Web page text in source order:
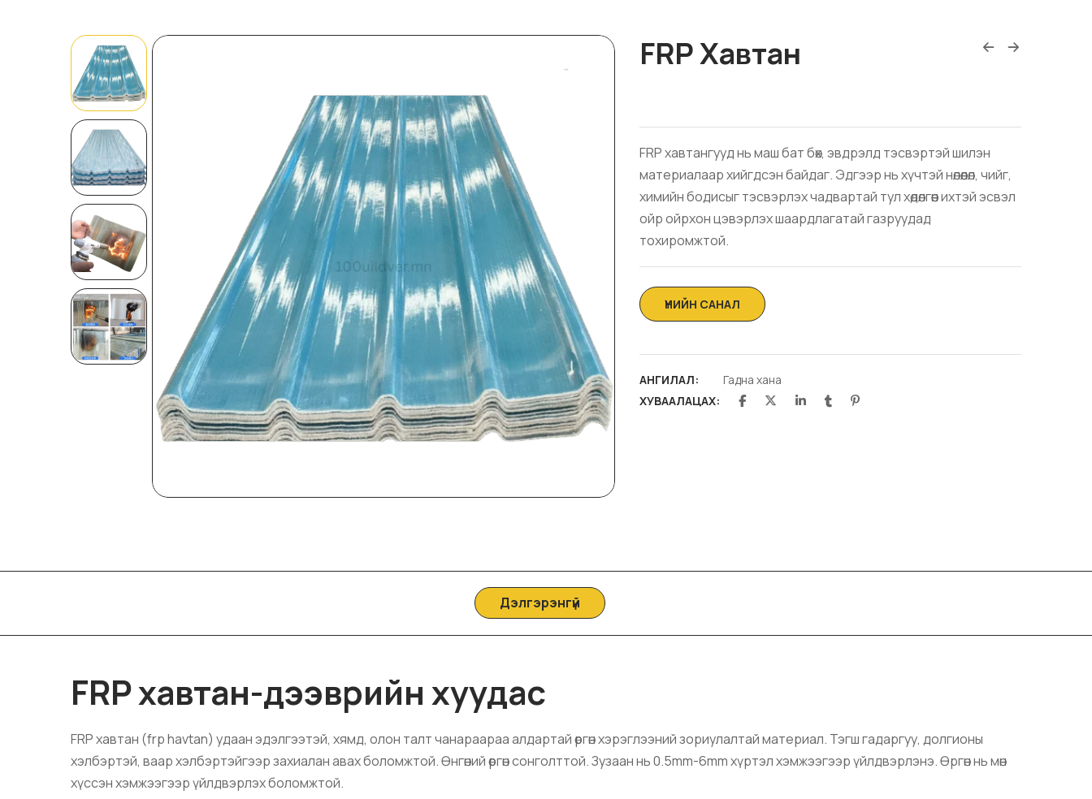
FRP Хавтан
FRP хавтангууд нь маш бат бөх, эвдрэлд тэсвэртэй шилэн
материалаар хийгдсэн байдаг. Эдгээр нь хүчтэй нөлөөлөл, чийг,
химийн бодисыг тэсвэрлэх чадвартай тул хөдөлгөөн ихтэй эсвэл
ойр ойрхон цэвэрлэх шаардлагатай газруудад
тохиромжтой.
АНГИЛАЛ:
Гадна хана
ХУВААЛАЦАХ:
Дэлгэрэнгүй
FRP хавтан-дээврийн хуудас
FRP хавтан (frp havtan) удаан эдэлгээтэй, хямд, олон талт чанараараа алдартай өргөн хэрэглээний зориулалтай материал. Тэгш гадаргуу, долгионы
хэлбэртэй, ваар хэлбэртэйгээр захиалан авах боломжтой. Өнгөний өргөн сонголттой. Зузаан нь 0.5mm-6mm хүртэл хэмжээгээр үйлдвэрлэнэ. Өргөн нь мөн
хүссэн хэмжээгээр үйлдвэрлэх боломжтой.